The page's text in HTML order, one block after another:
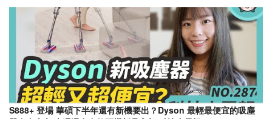
S888+ 登場 華碩下半年還有新機要出？Dyson 最輕最便宜的吸塵